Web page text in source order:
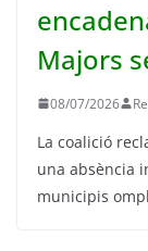
Majors
08/07/2026
La coalició
una absència
municipis